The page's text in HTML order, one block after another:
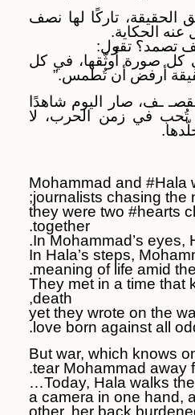
الحقيقة، تاركًا لها نصف
الحكاية.
تصمد؟ تقول:
كل صورة أُوثّقها، في كل
أرفض أن تُطمس.”
ـف، صار اليوم شاهدًا
تُحب في زمن الحرب، لا
#Mohammad and
journalists chasing the
they were two #hearts
together.
In Mohammad’s eyes,
In Hala’s steps,
meaning of life amid
They met in a time that
death,
yet they wrote on the
love born against all
But war, which knows
tear Mohammad away
Today, Hala walks the
a camera in one hand,
other, her back